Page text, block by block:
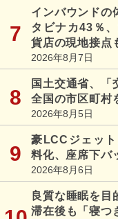
インバウンドの
タビナカ43％
貨店の現地接
2026年8月7日
国土交通省、「
全国の市区町村
2026年8月5日
豪LCCジェッ
料化、座席下バ
2026年8月6日
良質な睡眠を目
滞在後も「寝つ